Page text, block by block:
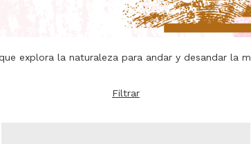
explora la naturaleza para andar y desandar la
Filtrar